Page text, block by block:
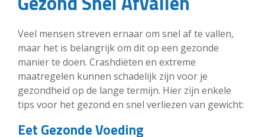
Veel mensen streven ernaar om snel af te vallen,
maar het is belangrijk om dit op een gezonde
manier te doen. Crashdiëten en extreme
maatregelen kunnen schadelijk zijn voor je
gezondheid op de lange termijn. Hier zijn enkele
tips voor het gezond en snel verliezen van gewicht:
Eet Gezonde Voeding